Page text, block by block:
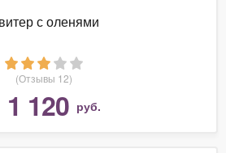
с оленями
(Отзывы 12)
1 120 руб.